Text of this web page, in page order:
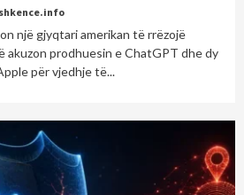
shkence.info
një gjyqtari amerikan të rrëzojë
akuzon prodhuesin e ChatGPT dhe dy
për vjedhje të...